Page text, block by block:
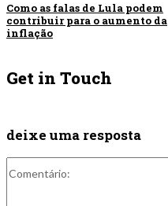
Como as falas de Lula podem
contribuir para o aumento da
inflação
Get in Touch
deixe uma resposta